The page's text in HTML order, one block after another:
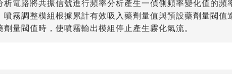
析電路將共振信號進行頻率分析產生一偵側頻率變化值的
噴霧調整模組根據累計有效吸入藥劑量值與預設藥劑量閥
劑量閥值時，使噴霧輸出模組停止產生霧化氣流。